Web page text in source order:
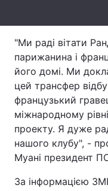
Архів
Контакти
Послуги
"Ми раді вітати
парижанина і
його домі. Ми
цей трансфер
французький
міжнародному
проекту. Я дуже
нашого клубу", -
Муані президент
За інформацією